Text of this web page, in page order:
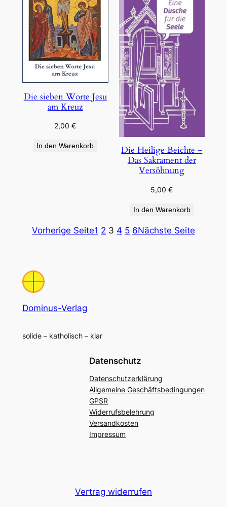
Die sieben Worte Jesu
am Kreuz
2,00€
In den Warenkorb
Die Heilige Beichte –
Das Sakrament der
Versöhnung
5,00€
In den Warenkorb
Vorherige Seite1 2 3 4 5 6Nächste Seite
Dominus-Verlag
solide – katholisch – klar
Datenschutz
Datenschutzerklärung
Allgemeine Geschäftsbedingungen
GPSR
Widerrufsbelehrung
Versandkosten
Impressum
Vertrag widerrufen